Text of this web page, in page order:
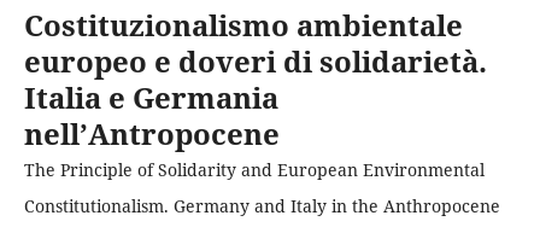
Costituzionalismo ambientale
europeo e doveri di solidarietà.
Italia e Germania
nell’Antropocene
The Principle of Solidarity and European Environmental
Constitutionalism. Germany and Italy in the Anthropocene